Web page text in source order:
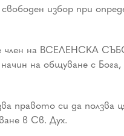
избор при
член на ВСЕЛЕНСКА
на общуване с Бога,
си да ползва
в Св. Дух.